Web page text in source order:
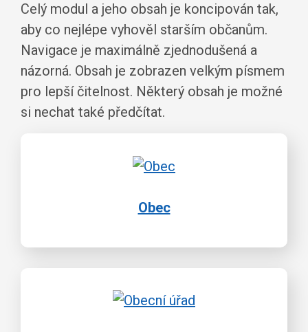
Celý modul a jeho obsah je koncipován tak,
aby co nejlépe vyhověl starším občanům.
Navigace je maximálně zjednodušená a
názorná. Obsah je zobrazen velkým písmem
pro lepší čitelnost. Některý obsah je možné
si nechat také předčítat.
Obec